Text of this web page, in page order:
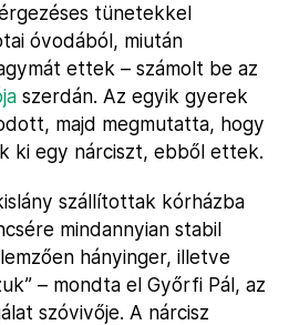
tünetekkel
óvodából, miután
ettek – számolt be az
szerdán. Az egyik gyerek
majd megmutatta, hogy
ki egy nárciszt, ebből ettek.
szállítottak kórházba
mindannyian stabil
hányinger, illetve
– mondta el Győrfi Pál, az
szóvivője. A nárcisz